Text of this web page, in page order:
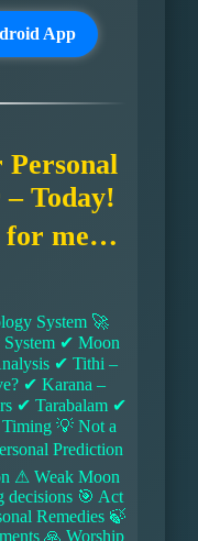
App
Personal
Today!
for me…
System 🚀
✔ Moon
✔ Tithi –
✔ Karana –
✔ Tarabalam ✔
💡 Not a
Prediction
⚠ Weak Moon
🎯 Act
Remedies 🍃
🙏 Worship